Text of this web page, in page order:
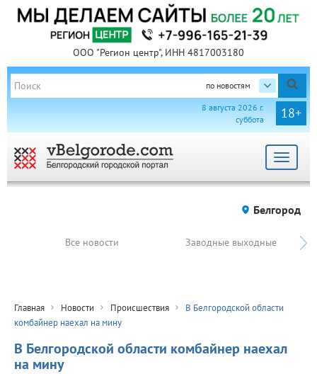
ООО "Регион центр", ИНН 4817003180
по новостям
18+
8 августа 2026 г.
суббота
Toggle
Белгород
Все новости Заводные выходные
Главная Новости Происшествия
В Белгородской области
комбайнер наехал на мину
В Белгородской области комбайнер наехал
на мину